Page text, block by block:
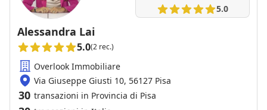
5.0
Alessandra Lai
5.0(2 rec.)
Overlook Immobiliare
Via Giuseppe Giusti 10, 56127 Pisa
30 transazioni in Provincia di Pisa